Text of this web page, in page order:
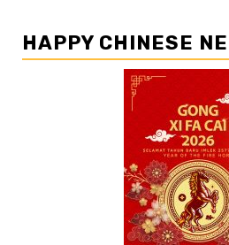
HAPPY CHINESE